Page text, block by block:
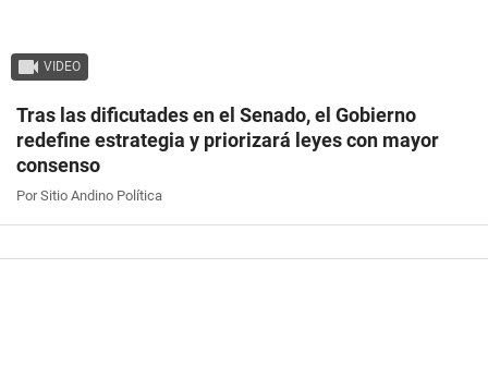
VIDEO
Tras las dificutades en el Senado, el Gobierno
redefine estrategia y priorizará leyes con mayor
consenso
Por Sitio Andino Política